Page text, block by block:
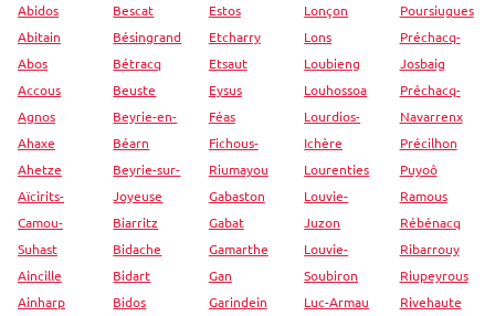
Abidos
Abitain
Abos
Accous
Agnos
Ahaxe
Ahetze
Aïcirits-
Camou-
Suhast
Aincille
Ainharp
Bescat
Bésingrand
Bétracq
Beuste
Beyrie-en-
Béarn
Beyrie-sur-
Joyeuse
Biarritz
Bidache
Bidart
Bidos
Estos
Etcharry
Etsaut
Eysus
Féas
Fichous-
Riumayou
Gabaston
Gabat
Gamarthe
Gan
Garindein
Lonçon
Lons
Loubieng
Louhossoa
Lourdios-
Ichère
Lourenties
Louvie-
Juzon
Louvie-
Soubiron
Luc-Armau
Poursiugues
Préchacq-
Josbaig
Préchacq-
Navarrenx
Précilhon
Puyoô
Ramous
Rébénacq
Ribarrouy
Riupeyrous
Rivehaute